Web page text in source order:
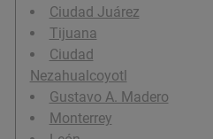
Ciudad Juárez
Tijuana
Ciudad
Nezahualcoyotl
Gustavo A. Madero
Monterrey